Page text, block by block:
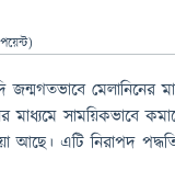
পয়েন্ট)
মেলানিনের
সাময়িকভাবে
আছে। এটি নিরাপদ